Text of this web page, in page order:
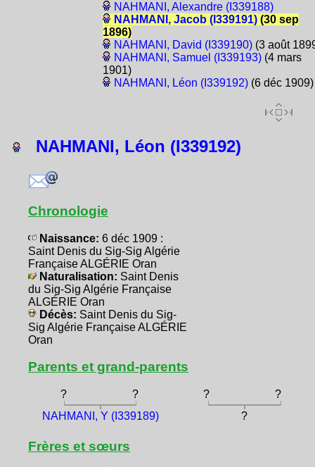
NAHMANI, Alexandre (I339188)
NAHMANI, Jacob (I339191)(30 sep
1896)
NAHMANI, David (I339190)(3 août
NAHMANI, Samuel (I339193)(4 mars
1901)
NAHMANI, Léon (I339192)(6 déc 1909)
NAHMANI, Léon (I339192)
Chronologie
Naissance: 6 déc 1909 :
Saint Denis du Sig-Sig Algérie
Française ALGÉRIE Oran
Naturalisation: Saint Denis
du Sig-Sig Algérie Française
ALGÉRIE Oran
Décès: Saint Denis du Sig-
Sig Algérie Française ALGÉRIE
Oran
Parents et grand-parents
? ? ?
?
NAHMANI, Y (I339189)
?
Frères et sœurs